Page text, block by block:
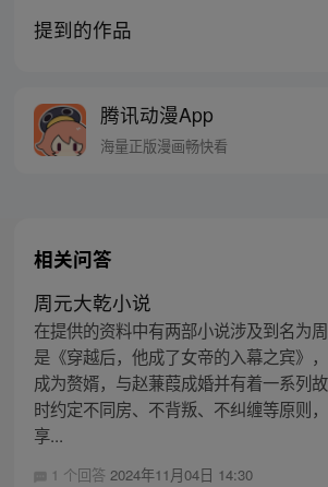
提到的作品
腾讯动漫App
海量正版漫画畅快看
相关问答
周元大乾小说
在提供的资料中有两部小说涉及到名为
是《穿越后，他成了女帝的入幕之宾》
成为赘婿，与赵蒹葭成婚并有着一系列
时约定不同房、不背叛、不纠缠等原则
享...
1 个回答 2024年11月04日 14:30